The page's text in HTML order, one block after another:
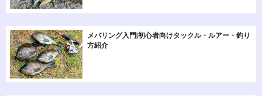
メバリング入門|初心者向けタックル・ルアー・釣り
方紹介